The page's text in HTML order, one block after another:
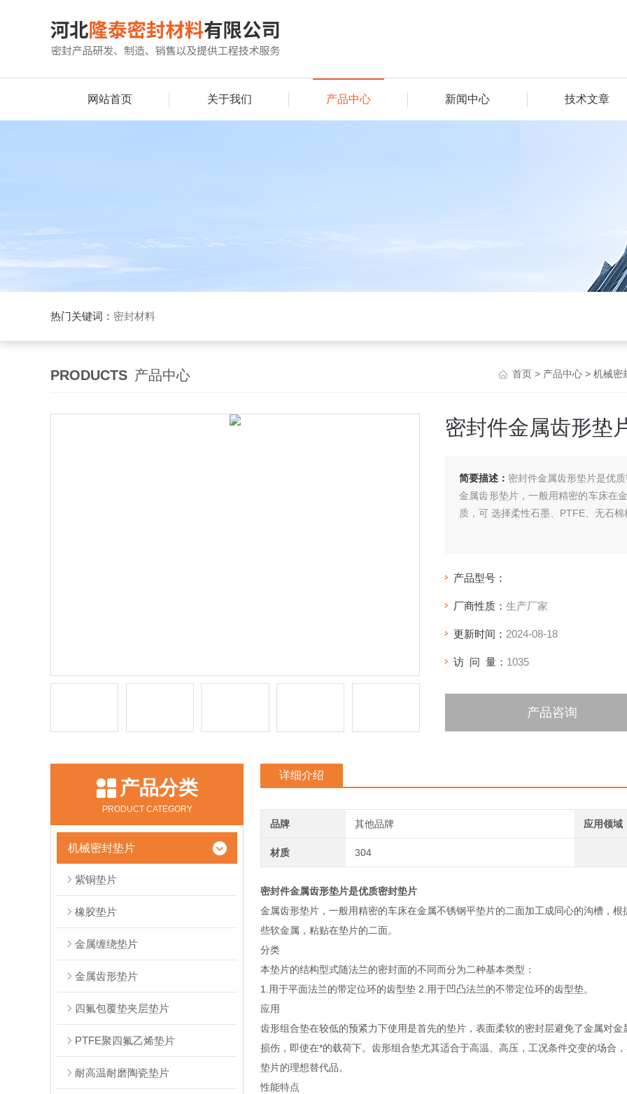
网站首页 关于我们 产品中心 新闻中心 技术文章
热门关键词： 密封材料
PRODUCTS 产品中心 首页 > 产品中心 > 机械密
密封件金属齿形垫
简要描述： 密封件金属齿形垫片是优
金属齿形垫片，一般用精密的车床在
质，可 选择柔性石墨、PTFE、无石
产品型号：
厂商性质： 生产厂家
更新时间： 2024-08-18
访 问 量： 1035
产品咨询
产品分类
PRODUCT CATEGORY
机械密封垫片
紫铜垫片
橡胶垫片
金属缠绕垫片
金属齿形垫片
四氟包覆垫夹层垫片
PTFE聚四氟乙烯垫片
耐高温耐磨陶瓷垫片
详细介绍
品牌 其他品牌 应用领域
材质 304
密封件金属齿形垫片是优质密封垫片
金属齿形垫片，一般用精密的车床在金属不锈钢平垫片的二面加工成同心的沟槽，
些软金属，粘贴在垫片的二面。
分类
本垫片的结构型式随法兰的密封面的不同而分为二种基本类型：
1.用于平面法兰的带定位环的齿型垫 2.用于凹凸法兰的不带定位环的齿型垫。
应用
齿形组合垫在较低的预紧力下使用是首先的垫片，表面柔软的密封层避免了金属对
损伤，即使在*的载荷下。齿形组合垫尤其适合于高温、高压，工况条件交变的场合
垫片的理想替代品。
性能特点